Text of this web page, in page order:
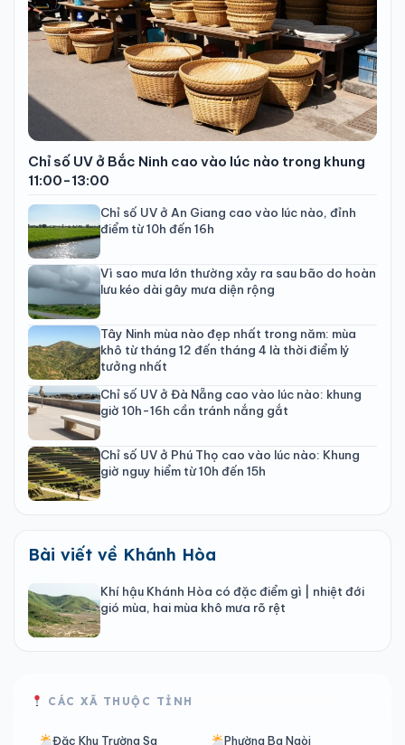
Chỉ số UV ở Bắc Ninh cao vào lúc nào trong khung
11:00-13:00
Chỉ số UV ở An Giang cao vào lúc nào, đỉnh
điểm từ 10h đến 16h
Vì sao mưa lớn thường xảy ra sau bão do hoàn
lưu kéo dài gây mưa diện rộng
Tây Ninh mùa nào đẹp nhất trong năm: mùa
khô từ tháng 12 đến tháng 4 là thời điểm lý
tưởng nhất
Chỉ số UV ở Đà Nẵng cao vào lúc nào: khung
giờ 10h-16h cần tránh nắng gắt
Chỉ số UV ở Phú Thọ cao vào lúc nào: Khung
giờ nguy hiểm từ 10h đến 15h
Bài viết về Khánh Hòa
Khí hậu Khánh Hòa có đặc điểm gì | nhiệt đới
gió mùa, hai mùa khô mưa rõ rệt
CÁC XÃ THUỘC TỈNH
Đặc Khu Trường Sa Phường Ba Ngòi